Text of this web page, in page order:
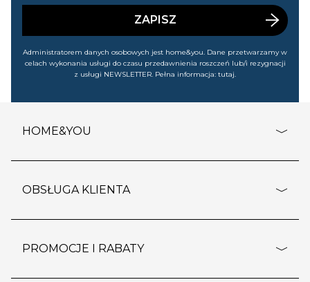
wyprzedażach). Wiem, że mogę tę zgodę w każdej chwili
ZAPISZ
Administratorem danych osobowych jest home&you. Dane przetwarzamy w
celach wykonania usługi do czasu przedawnienia roszczeń lub/i rezygnacji
z usługi NEWSLETTER. Pełna informacja: tutaj.
HOME&YOU
o firmie
polityka prywatności
kontakt
OBSŁUGA KLIENTA
dostawy i płatność
PROMOCJE I RABATY